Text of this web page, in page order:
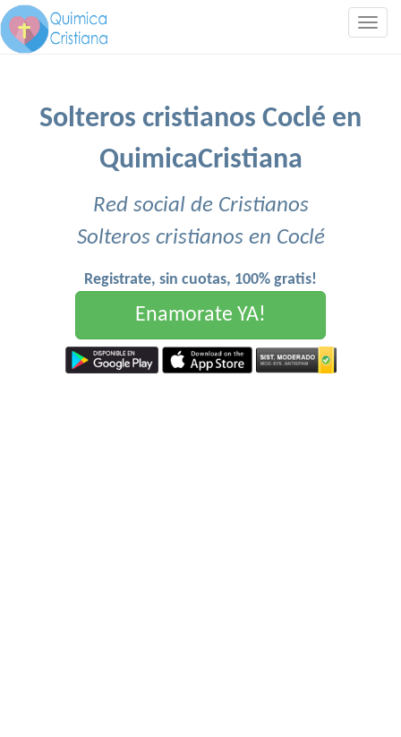
Solteros cristianos Coclé en
QuimicaCristiana
Red social de Cristianos
Solteros cristianos en Coclé
Registrate, sin cuotas, 100% gratis!
Enamorate YA!